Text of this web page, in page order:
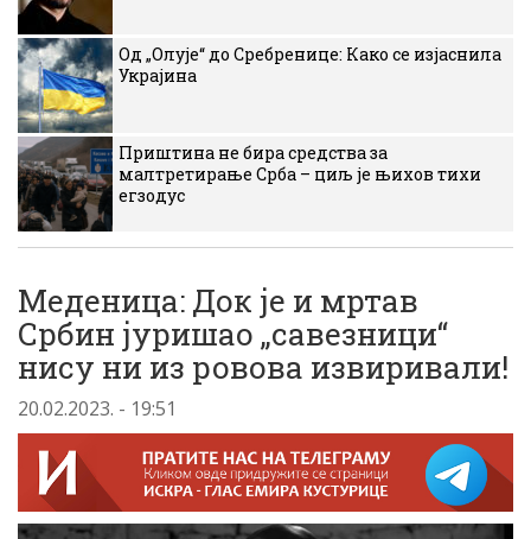
Од „Олује“ до Сребренице: Како се изјаснила
Украјина
Приштина не бира средства за
малтретирање Срба – циљ је њихов тихи
егзодус
Меденица: Док је и мртав
Србин јуришао „савезници“
нису ни из ровова извиривали!
20.02.2023. - 19:51